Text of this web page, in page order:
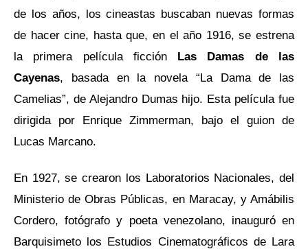
de los años, los cineastas buscaban nuevas formas
de hacer cine, hasta que, en el año 1916, se estrena
la primera película ficción Las Damas de las
Cayenas, basada en la novela “La Dama de las
Camelias”, de Alejandro Dumas hijo. Esta película fue
dirigida por Enrique Zimmerman, bajo el guion de
Lucas Marcano.
En 1927, se crearon los Laboratorios Nacionales, del
Ministerio de Obras Públicas, en Maracay, y Amábilis
Cordero, fotógrafo y poeta venezolano, inauguró en
Barquisimeto los Estudios Cinematográficos de Lara